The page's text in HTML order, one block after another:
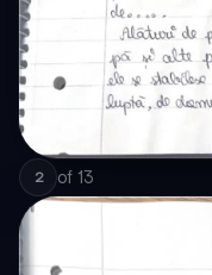
2 of 13